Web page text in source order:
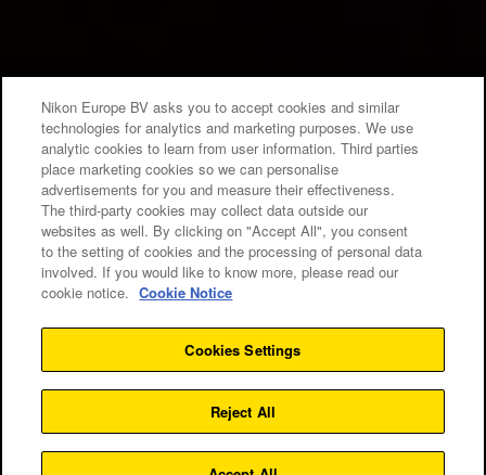
Warsztaty
ZOBACZ WSZYSTKIE WARSZTATY
Nikon Europe BV asks you to accept cookies and similar
technologies for analytics and marketing purposes. We use
analytic cookies to learn from user information. Third parties
place marketing cookies so we can personalise
advertisements for you and measure their effectiveness.
The third-party cookies may collect data outside our
websites as well. By clicking on "Accept All", you consent
to the setting of cookies and the processing of personal data
involved. If you would like to know more, please read our
cookie notice. Cookie Notice
Cookies Settings
Reject All